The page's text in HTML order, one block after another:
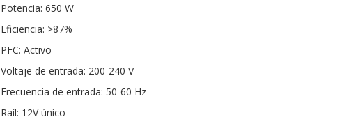
Potencia: 650 W
Eficiencia: >87%
PFC: Activo
Voltaje de entrada: 200-240 V
Frecuencia de entrada: 50-60 Hz
Raíl: 12V único